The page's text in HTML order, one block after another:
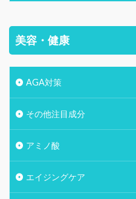
美容・健康
AGA対策
その他注目成分
アミノ酸
エイジングケア